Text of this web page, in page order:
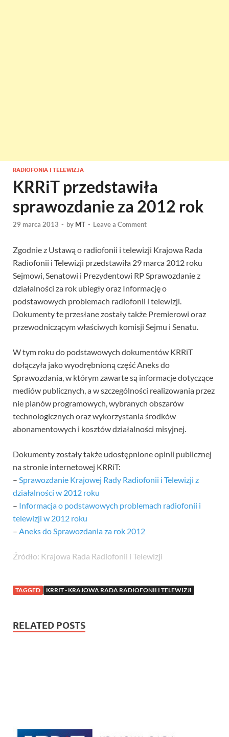
RADIOFONIA I TELEWIZJA
KRRiT przedstawiła
sprawozdanie za 2012 rok
29 marca 2013 - by MT - Leave a Comment
Zgodnie z Ustawą o radiofonii i telewizji Krajowa Rada
Radiofonii i Telewizji przedstawiła 29 marca 2012 roku
Sejmowi, Senatowi i Prezydentowi RP Sprawozdanie z
działalności za rok ubiegły oraz Informację o
podstawowych problemach radiofonii i telewizji.
Dokumenty te przesłane zostały także Premierowi oraz
przewodniczącym właściwych komisji Sejmu i Senatu.
W tym roku do podstawowych dokumentów KRRiT
dołączyła jako wyodrębnioną część Aneks do
Sprawozdania, w którym zawarte są informacje dotyczące
mediów publicznych, a w szczególności realizowania przez
nie planów programowych, wybranych obszarów
technologicznych oraz wykorzystania środków
abonamentowych i kosztów działalności misyjnej.
Dokumenty zostały także udostępnione opinii publicznej
na stronie internetowej KRRiT:
– Sprawozdanie Krajowej Rady Radiofonii i Telewizji z
działalności w 2012 roku
– Informacja o podstawowych problemach radiofonii i
telewizji w 2012 roku
– Aneks do Sprawozdania za rok 2012
Źródło: Krajowa Rada Radiofonii i Telewizji
TAGGED KRRIT - KRAJOWA RADA RADIOFONII I TELEWIZJI
RELATED POSTS